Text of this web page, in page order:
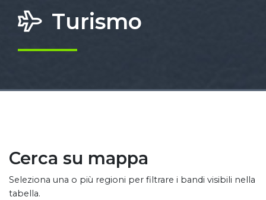
Turismo
Cerca su mappa
Seleziona una o più regioni per filtrare i bandi visibili nella
tabella.